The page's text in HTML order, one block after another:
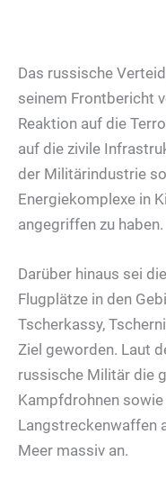
Das russische
seinem Frontbericht
Reaktion auf die
auf die zivile
der Militärindustrie
Energiekomplexe in
angegriffen zu haben.
Darüber hinaus sei
Flugplätze in den
Tscherkassy,
Ziel geworden. Laut
russische Militär die
Kampfdrohnen
Langstreckenwaffen
Meer massiv an.